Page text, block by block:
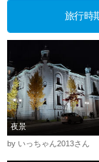
旅行時
夜景
by いっちゃん2013さん